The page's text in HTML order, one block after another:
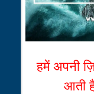
हमें अपनी
आती